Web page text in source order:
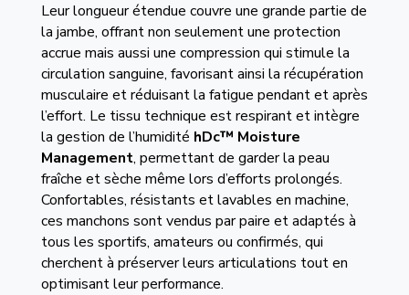
Leur longueur étendue couvre une grande partie de
la jambe, offrant non seulement une protection
accrue mais aussi une compression qui stimule la
circulation sanguine, favorisant ainsi la récupération
musculaire et réduisant la fatigue pendant et après
l’effort. Le tissu technique est respirant et intègre
la gestion de l’humidité hDc™ Moisture
Management, permettant de garder la peau
fraîche et sèche même lors d’efforts prolongés.
Confortables, résistants et lavables en machine,
ces manchons sont vendus par paire et adaptés à
tous les sportifs, amateurs ou confirmés, qui
cherchent à préserver leurs articulations tout en
optimisant leur performance.